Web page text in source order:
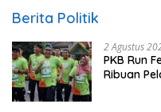
Berita Politik
2 Agustus
PKB Run
Ribuan